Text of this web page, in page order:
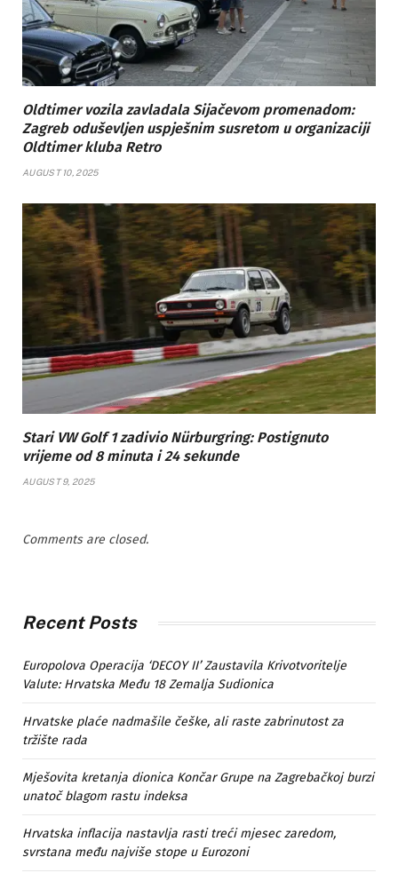
Oldtimer vozila zavladala Sijačevom promenadom:
Zagreb oduševljen uspješnim susretom u organizaciji
Oldtimer kluba Retro
AUGUST 10, 2025
Stari VW Golf 1 zadivio Nürburgring: Postignuto
vrijeme od 8 minuta i 24 sekunde
AUGUST 9, 2025
Comments are closed.
Recent Posts
Europolova Operacija ‘DECOY II’ Zaustavila Krivotvoritelje
Valute: Hrvatska Među 18 Zemalja Sudionica
Hrvatske plaće nadmašile češke, ali raste zabrinutost za
tržište rada
Mješovita kretanja dionica Končar Grupe na Zagrebačkoj burzi
unatoč blagom rastu indeksa
Hrvatska inflacija nastavlja rasti treći mjesec zaredom,
svrstana među najviše stope u Eurozoni